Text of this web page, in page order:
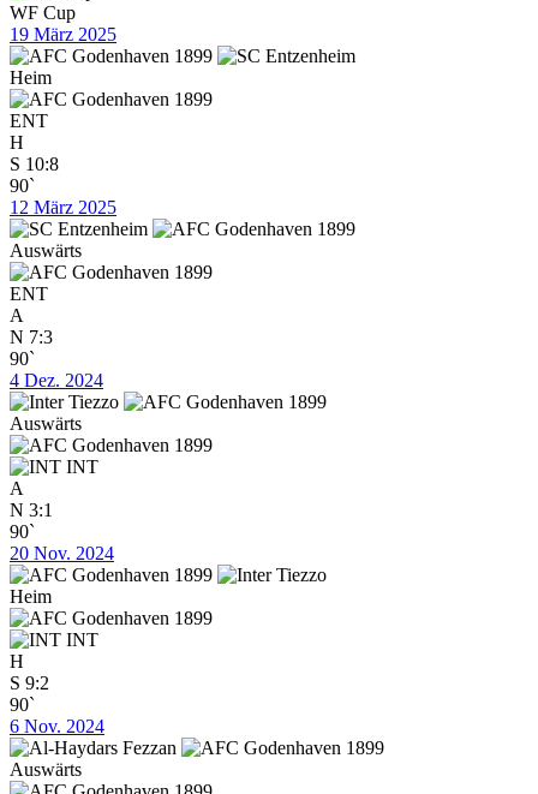
WF Cup
19 März 2025
Heim
ENT
H
S 10:8
90`
12 März 2025
Auswärts
ENT
A
N 7:3
90`
4 Dez. 2024
Auswärts
INT
A
N 3:1
90`
20 Nov. 2024
Heim
INT
H
S 9:2
90`
6 Nov. 2024
Auswärts